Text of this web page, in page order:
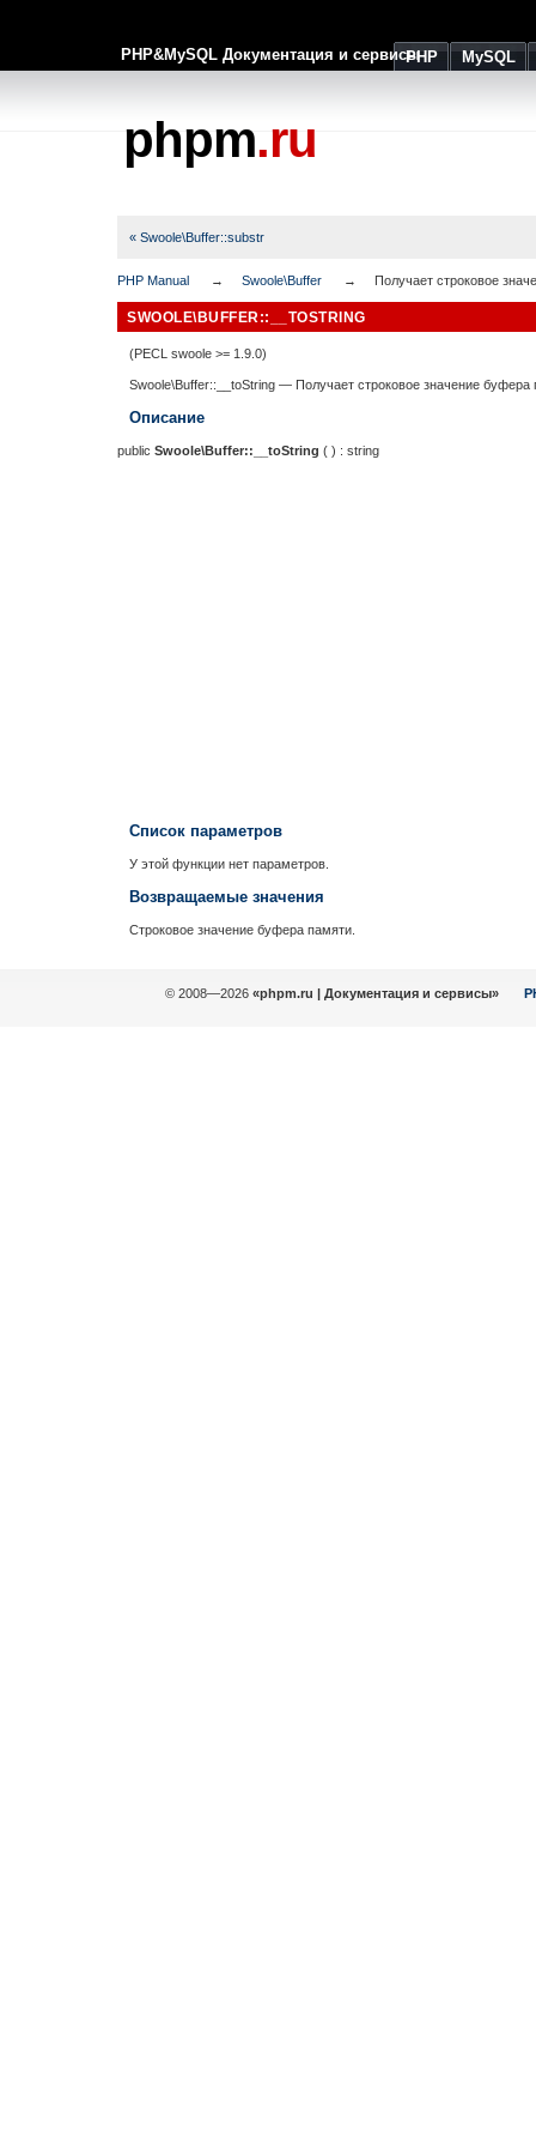
PHP&MySQL Документация и сервисыPHP MySQL
phpm.ru
« Swoole\Buffer::substr
PHP Manual Swoole\Buffer Получает строковое
SWOOLE\BUFFER::__TOSTRING
(PECL swoole >= 1.9.0)
Swoole\Buffer::__toString — Получает строковое значение буфера
Описание
public Swoole\Buffer::__toString ( ) : string
Список параметров
У этой функции нет параметров.
Возвращаемые значения
Строковое значение буфера памяти.
© 2008—2026 «phpm.ru | Документация и сервисы»